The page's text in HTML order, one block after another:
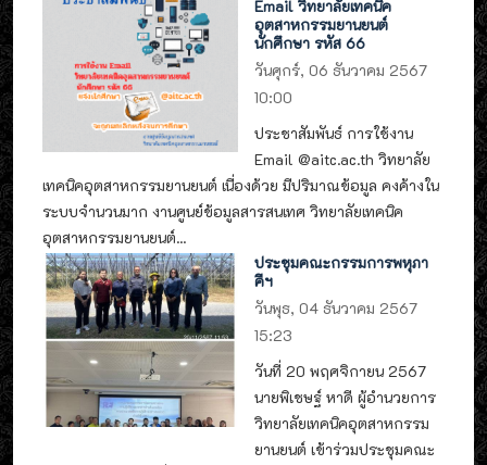
Email วิทยาลัยเทคนิค
อุตสาหกรรมยานยนต์
นักศึกษา รหัส 66
วันศุกร์, 06 ธันวาคม 2567
10:00
ประชาสัมพันธ์ การใช้งาน
Email @aitc.ac.th วิทยาลัย
เทคนิคอุตสาหกรรมยานยนต์ เนื่องด้วย มีปริมาณข้อมูล คงค้างใน
ระบบจำนวนมาก งานศูนย์ข้อมูลสารสนเทศ วิทยาลัยเทคนิค
อุตสาหกรรมยานยนต์...
ประชุมคณะกรรมการพหุภา
คีฯ
วันพุธ, 04 ธันวาคม 2567
15:23
วันที่ 20 พฤศจิกายน 2567
นายพิเชษฐ์ หาดี ผู้อำนวยการ
วิทยาลัยเทคนิคอุตสาหกรรม
ยานยนต์ เข้าร่วมประชุมคณะ